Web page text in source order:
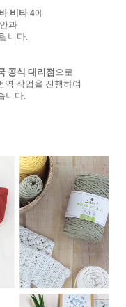
비타 4에
과
니다.
공식 대리점 으로
역 작업을 진행하여
니다.